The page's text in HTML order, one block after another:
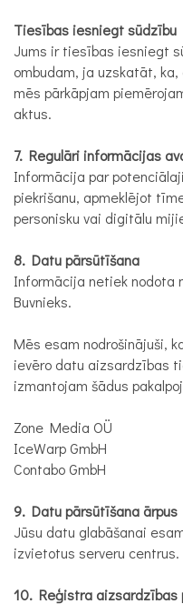
Tiesības iesniegt sūdzību
Jums ir tiesības iesniegt
ombudam, ja uzskatāt,
mēs pārkāpjam
aktus.
7. Regulāri informācijas
Informācija par
piekrišanu, apmeklējot
personisku vai digitālu
8. Datu pārsūtīšana
Informācija netiek nodota
Buvnieks.
Mēs esam nodrošinājuši,
ievēro datu aizsardzības
izmantojam šādus
Zone Media OÜ
IceWarp GmbH
Contabo GmbH
9. Datu pārsūtīšana ārpus
Jūsu datu glabāšanai
izvietotus serveru centrus.
10. Reģistra aizsardzības